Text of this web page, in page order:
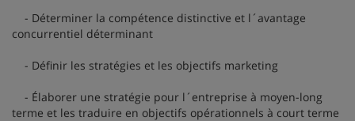
- Déterminer la compétence distinctive et l´avantage
concurrentiel déterminant
- Définir les stratégies et les objectifs marketing
- Élaborer une stratégie pour l´entreprise à moyen-long
terme et les traduire en objectifs opérationnels à court terme